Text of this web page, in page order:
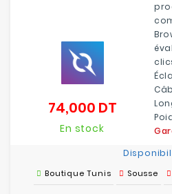
74,000 DTPrix
En stock
Boutique Tunis Sousse